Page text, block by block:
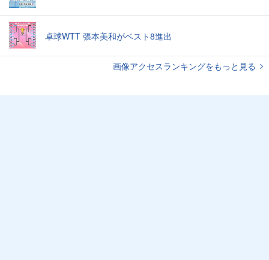
卓球WTT 張本美和がベスト8進出
画像アクセスランキングをもっと見る